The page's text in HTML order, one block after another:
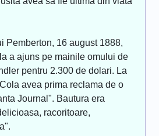
Pemberton, 16 august 1888,
a ajuns pe mainile omului de
pentru 2.300 de dolari. La
avea prima reclama de o
Journal". Bautura era
racoritoare,